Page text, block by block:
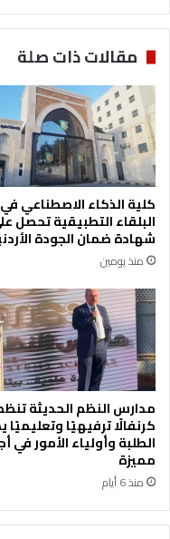
ح
ي
و
ا
ل
ر
ا
ب
ع
ة
ع
ر
ب
ي
ا
ف
ي
م
ا
ل
ا
ل
د
د
أ
ل
إ
س
ن
ا
د
ق
ر
ض
أ
ز
ر
ق
ف
ي
ا
ل
أ
ر
د
ن
ا
مقالات ذات صلة
كلية الذكاء الاصطناعي في
البلقاء التطبيقية تحصل
شهادة ضمان الجودة
منذ يومين
مدارس النظم الحديثة
كرنفالًا ترفيهيًا وتعليميًا
الطلبة وأولياء الأمور في
مميزة
منذ 6 أيام